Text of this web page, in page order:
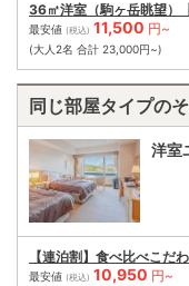
36㎡洋室（駒ヶ岳眺望）
最安値 (税込) 11,500 円~
(大人2名 合計 23,000円~)
同じ部屋タイプの
洋室
【連泊割】食べ比べこだ
最安値 (税込) 10,950 円~